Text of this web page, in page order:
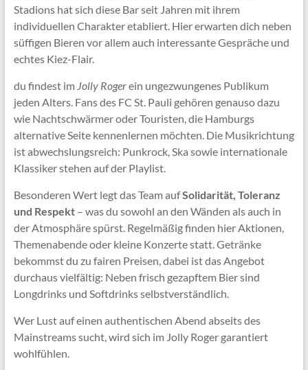
Stadions hat sich diese Bar seit Jahren mit ihrem
individuellen Charakter etabliert. Hier erwarten dich neben
süffigen Bieren vor allem auch interessante Gespräche und
echtes Kiez-Flair.
du findest im Jolly Rogerein ungezwungenes Publikum
jeden Alters. Fans des FC St. Pauli gehören genauso dazu
wie Nachtschwärmer oder Touristen, die Hamburgs
alternative Seite kennenlernen möchten. Die Musikrichtung
ist abwechslungsreich: Punkrock, Ska sowie internationale
Klassiker stehen auf der Playlist.
Besonderen Wert legt das Team aufSolidarität, Toleranz
und Respekt– was du sowohl an den Wänden als auch in
der Atmosphäre spürst. Regelmäßig finden hier Aktionen,
Themenabende oder kleine Konzerte statt. Getränke
bekommst du zu fairen Preisen, dabei ist das Angebot
durchaus vielfältig: Neben frisch gezapftem Bier sind
Longdrinks und Softdrinks selbstverständlich.
Wer Lust auf einen authentischen Abend abseits des
Mainstreams sucht, wird sich im Jolly Roger garantiert
wohlfühlen.